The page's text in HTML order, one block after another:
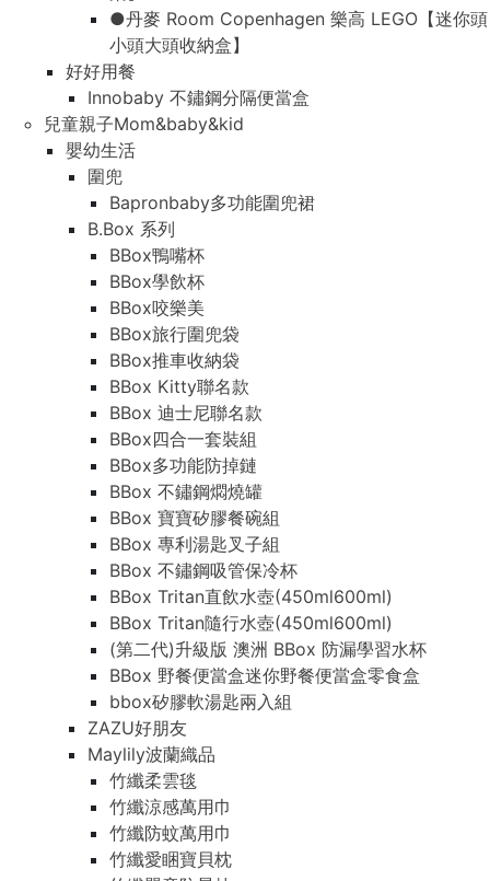
●丹麥 Room Copenhagen 樂高 LEGO【迷你頭
小頭大頭收納盒】
好好用餐
Innobaby 不鏽鋼分隔便當盒
兒童親子Mom&baby&kid
嬰幼生活
圍兜
Bapronbaby多功能圍兜裙
B.Box 系列
BBox鴨嘴杯
BBox學飲杯
BBox咬樂美
BBox旅行圍兜袋
BBox推車收納袋
BBox Kitty聯名款
BBox 迪士尼聯名款
BBox四合一套裝組
BBox多功能防掉鏈
BBox 不鏽鋼燜燒罐
BBox 寶寶矽膠餐碗組
BBox 專利湯匙叉子組
BBox 不鏽鋼吸管保冷杯
BBox Tritan直飲水壺(450ml600ml)
BBox Tritan隨行水壺(450ml600ml)
(第二代)升級版 澳洲 BBox 防漏學習水杯
BBox 野餐便當盒迷你野餐便當盒零食盒
bbox矽膠軟湯匙兩入組
ZAZU好朋友
Maylily波蘭織品
竹纖柔雲毯
竹纖涼感萬用巾
竹纖防蚊萬用巾
竹纖愛睏寶貝枕